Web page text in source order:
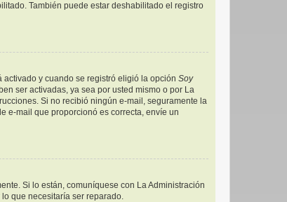
También puede estar deshabilitado el registro
activado y cuando se registró eligió la opción Soy
ser activadas, ya sea por usted mismo o por La
Si no recibió ningún e-mail, seguramente la
e-mail que proporcionó es correcta, envíe un
Si lo están, comuníquese con La Administración
que necesitaría ser reparado.